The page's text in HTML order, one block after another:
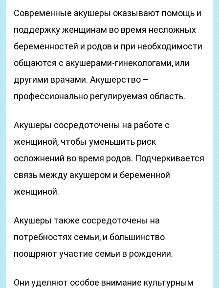
Современные акушеры оказывают помощь и
поддержку женщинам во время несложных
беременностей и родов и при необходимости
общаются с акушерами-гинекологами, или
другими врачами. Акушерство –
профессионально регулируемая область.
Акушеры сосредоточены на работе с
женщиной, чтобы уменьшить риск
осложнений во время родов. Подчеркивается
связь между акушером и беременной
женщиной.
Акушеры также сосредоточены на
потребностях семьи, и большинство
поощряют участие семьи в рождении.
Они уделяют особое внимание культурным